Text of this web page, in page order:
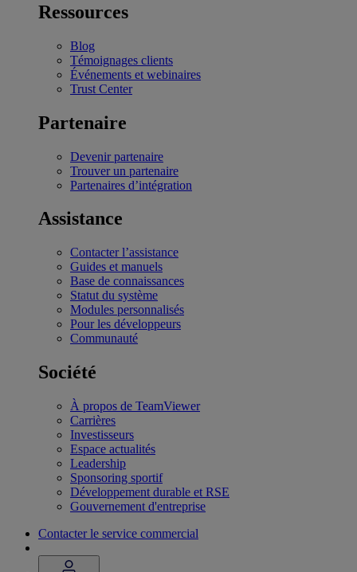
Ressources
Blog
Témoignages clients
Événements et webinaires
Trust Center
Partenaire
Devenir partenaire
Trouver un partenaire
Partenaires d’intégration
Assistance
Contacter l’assistance
Guides et manuels
Base de connaissances
Statut du système
Modules personnalisés
Pour les développeurs
Communauté
Société
À propos de TeamViewer
Carrières
Investisseurs
Espace actualités
Leadership
Sponsoring sportif
Développement durable et RSE
Gouvernement d'entreprise
Contacter le service commercial